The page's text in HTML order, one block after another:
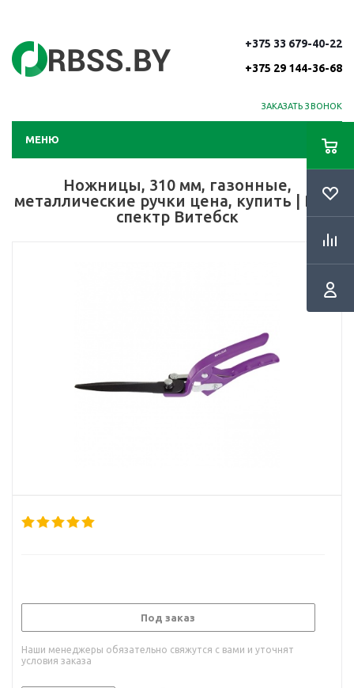
+375 33 679-40-22
+375 29 144-36-68
ЗАКАЗАТЬ ЗВОНОК
МЕНЮ
Ножницы, 310 мм, газонные,
металлические ручки цена, купить | РБС-
спектр Витебск
Под заказ
Наши менеджеры обязательно свяжутся с вами и уточнят
условия заказа